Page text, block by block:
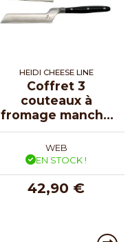
HEIDI CHEESE LINE
Coffret 3
couteaux à
fromage manche
noir Edelweiss
WEB
EN STOCK !
42,90 €